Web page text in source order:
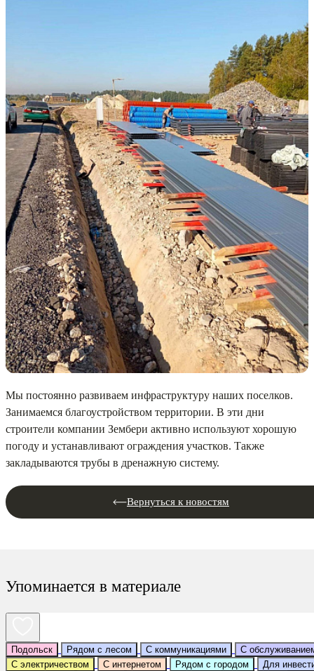
Мы постоянно развиваем инфраструктуру наших поселков.
Занимаемся благоустройством территории. В эти дни
строители компании Зембери активно используют хорошую
погоду и устанавливают ограждения участков. Также
закладываются трубы в дренажную систему.
Вернуться к новостям
Упоминается в материале
Подольск Рядом с лесом С коммуникациями
С
С электричеством
С интернетом Рядом с городом
Для